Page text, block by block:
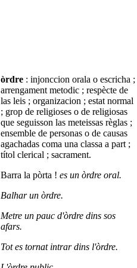
òrdre : injonccion orala o escricha ;
arrengament metodic ; respècte de
las leis ; organizacion ; estat normal
; grop de religioses o de religiosas
que seguisson las meteissas règlas ;
ensemble de personas o de causas
agachadas coma una classa a part ;
títol clerical ; sacrament.
Barra la pòrta ! es un òrdre oral.
Balhar un òrdre.
Metre un pauc d'òrdre dins sos
afars.
Tot es tornat intrar dins l'òrdre.